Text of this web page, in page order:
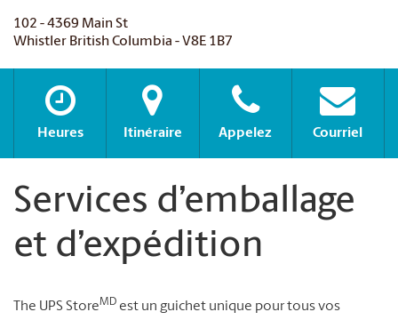
102 - 4369 Main St
Whistler British Columbia - V8E 1B7
Heures Itinéraire Appelez Courriel
Services d’emballage
et d’expédition
The UPS StoreMD est un guichet unique pour tous vos